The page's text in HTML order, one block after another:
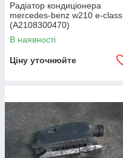
Радіатор кондиціонера
mercedes-benz w210 e-class
(A2108300470)
В наявності
Ціну уточнюйте